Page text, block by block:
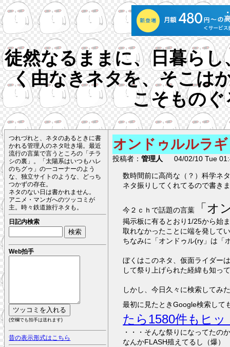
徒然なるままに、日暮ら
く由なきネタを、そこは
こそもの
つれづれと、ネタのあるときに書
かれる管理人のネタ吐き場。最近
流行の言葉で言うところの「チラ
シの裏」。「太陽系はいつもハレ
のちグゥ」の一コーナーのよう
な、独立サイトのような、どっち
つかずの存在。
ネタのない日は書かれません。
アニメ・マンガへのツッコミが
主。時々鉄道旅行ネタも。
日記内検索
Web拍手
(空欄でも拍手は送れます)
昔の表示形式はこちら
オンドゥルルラ
投稿者：管理人 04/02/10 Tue
数時間前に高尚な（？）科学ネ
ネタ振りしてくれてるので書き
今２ｃｈで話題の言葉 「オ
掲示板に有るとおり1/25から始
取れなかったことに端を発して
ちなみに「オンドゥル(ry」は「
ぼくはこのネタ、仮面ライダー
して祭り上げられた経緯も知っ
しかし、今日久々に検索してみ
最初に見たときGoogle検索して
たら1580件もヒッ
・・・そんな祭りになってたの
なんかFLASH殖えてるし（爆）